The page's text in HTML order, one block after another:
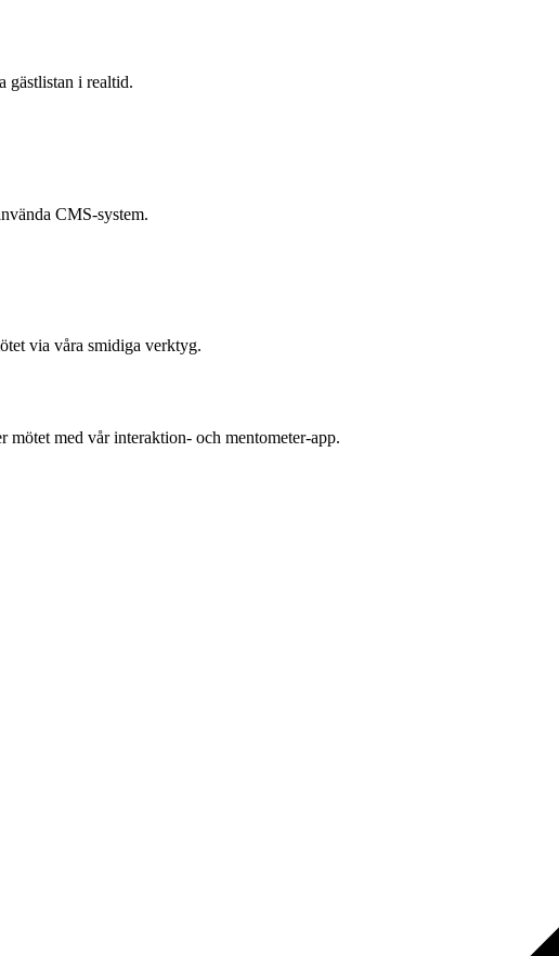
gästlistan i realtid.
CMS-system.
via våra smidiga verktyg.
mötet med vår interaktion- och mentometer-app.